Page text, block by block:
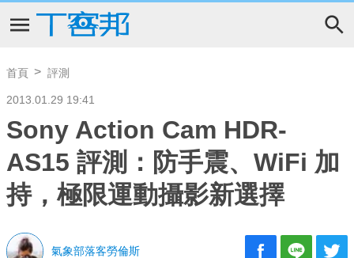
首頁 評測
2013.01.29 19:41
Sony Action Cam HDR-
AS15 評測：防手震、WiFi 加
持，極限運動攝影新選擇
氣象部落客勞倫斯